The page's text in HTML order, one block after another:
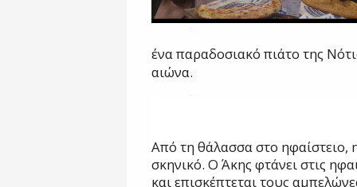
ένα παραδοσιακό πιάτο της
αιώνα.
Από τη θάλασσα στο ηφαίστειο,
σκηνικό. Ο Άκης φτάνει στις
και επισκέπτεται τους